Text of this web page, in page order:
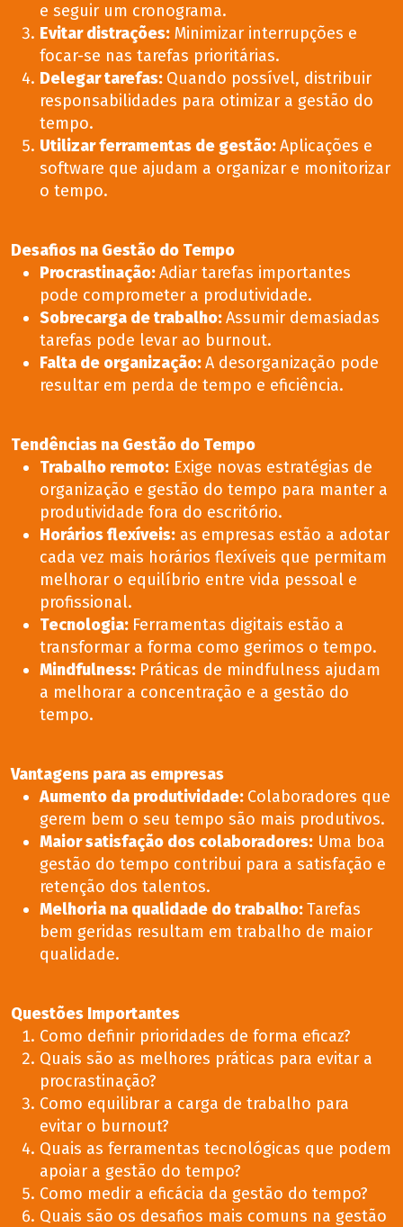
e seguir um cronograma.
Evitar distrações: Minimizar interrupções e
focar-se nas tarefas prioritárias.
Delegar tarefas: Quando possível, distribuir
responsabilidades para otimizar a gestão do
tempo.
Utilizar ferramentas de gestão:Aplicações e
software que ajudam a organizar e monitorizar
o tempo.
Desafios na Gestão do Tempo
Procrastinação:Adiar tarefas importantes
pode comprometer a produtividade.
Sobrecarga de trabalho:Assumir demasiadas
tarefas pode levar ao burnout.
Falta de organização:A desorganização pode
resultar em perda de tempo e eficiência.
Tendências na Gestão do Tempo
Trabalho remoto: Exige novas estratégias de
organização e gestão do tempo para manter a
produtividade fora do escritório.
Horários flexíveis: as empresas estão a adotar
cada vez mais horários flexíveis que permitam
melhorar o equilíbrio entre vida pessoal e
profissional.
Tecnologia: Ferramentas digitais estão a
transformar a forma como gerimos o tempo.
Mindfulness: Práticas de mindfulness ajudam
a melhorar a concentração e a gestão do
tempo.
Vantagens para as empresas
Aumento da produtividade: Colaboradores que
gerem bem o seu tempo são mais produtivos.
Maior satisfação dos colaboradores: Uma boa
gestão do tempo contribui para a satisfação e
retenção dos talentos.
Melhoria na qualidade do trabalho:Tarefas
bem geridas resultam em trabalho de maior
qualidade.
Questões Importantes
Como definir prioridades de forma eficaz?
Quais são as melhores práticas para evitar a
procrastinação?
Como equilibrar a carga de trabalho para
evitar o burnout?
Quais as ferramentas tecnológicas que podem
apoiar a gestão do tempo?
Como medir a eficácia da gestão do tempo?
Quais são os desafios mais comuns na gestão